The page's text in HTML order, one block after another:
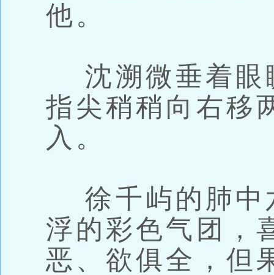
他。
沈溯微垂着眼
指尖稍稍向右移
入。
徐千屿的肺中
浮的彩色气团，
恶、欲俱全，但